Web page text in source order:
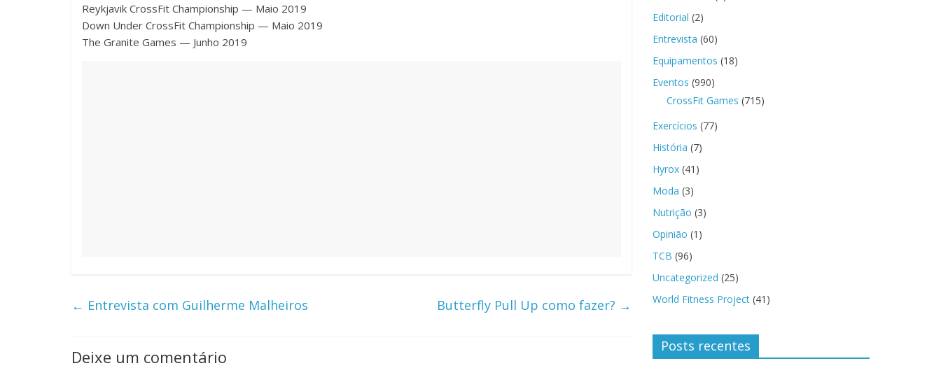
Reykjavik CrossFit Championship — Maio 2019
Down Under CrossFit Championship — Maio 2019
The Granite Games — Junho 2019
← Entrevista com Guilherme Malheiros Butterfly Pull Up como fazer? →
Deixe um comentário
Editorial (2)
Entrevista (60)
Equipamentos (18)
Eventos (990)
CrossFit Games (715)
Exercícios (77)
História (7)
Hyrox (41)
Moda (3)
Nutrição (3)
Opinião (1)
TCB (96)
Uncategorized (25)
World Fitness Project (41)
Posts recentes